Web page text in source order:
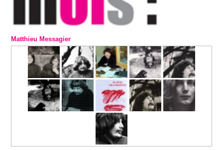
Matthieu Messagier